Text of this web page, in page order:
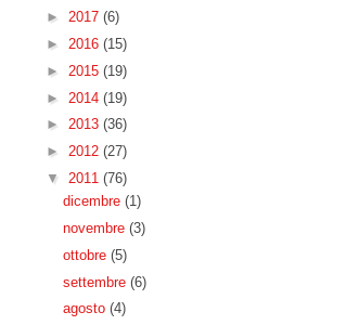
► 2017 (6)
► 2016 (15)
► 2015 (19)
► 2014 (19)
► 2013 (36)
► 2012 (27)
▼ 2011 (76)
dicembre (1)
novembre (3)
ottobre (5)
settembre (6)
agosto (4)